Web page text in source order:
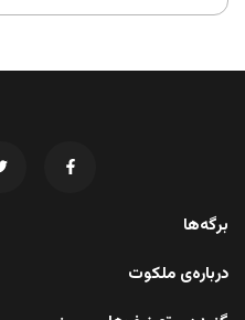
برگه‌ها
درباره‌ی ملکوت